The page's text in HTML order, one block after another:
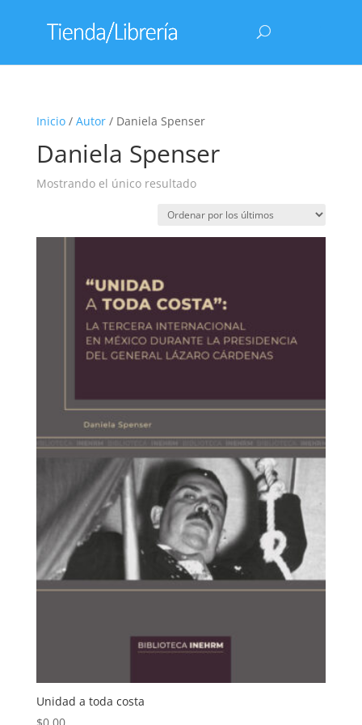
Inicio/ Autor/ Daniela Spenser
Daniela Spenser
Mostrando el único resultado
Unidad a toda costa